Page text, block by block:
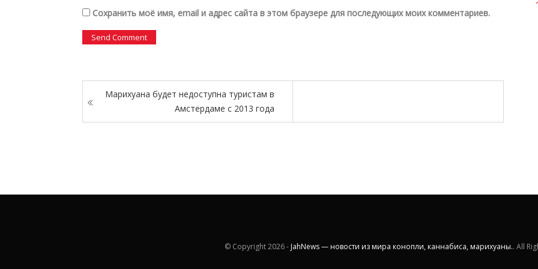
Сохранить моё имя, email и адрес сайта в этом браузере для последующих моих комментариев.
Марихуана будет недоступна туристам в
Амстердаме с 2013 года
© Copyright2026 -JahNews — новости из мира конопли, каннабиса, марихуаны.. All